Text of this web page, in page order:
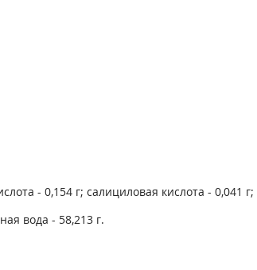
- 0,154 г; салициловая кислота - 0,041 г;
вода - 58,213 г.